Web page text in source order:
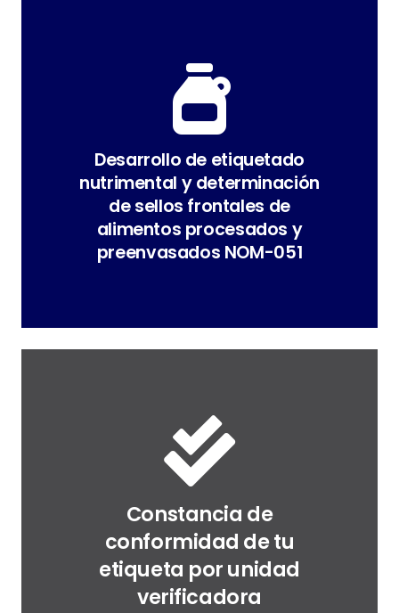
Desarrollo de etiquetado
nutrimental y determinación
de sellos frontales de
alimentos procesados y
preenvasados NOM-051
Constancia de
conformidad de tu
etiqueta por unidad
verificadora